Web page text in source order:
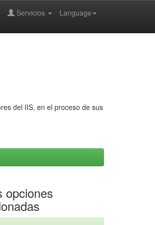
Language
Servicios
del IIS, en el proceso de sus
opciones